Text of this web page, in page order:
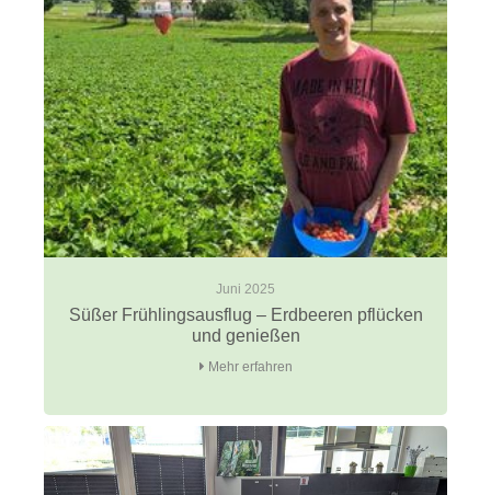
Juni 2025
Süßer Frühlingsausflug – Erdbeeren pflücken
und genießen
Mehr erfahren